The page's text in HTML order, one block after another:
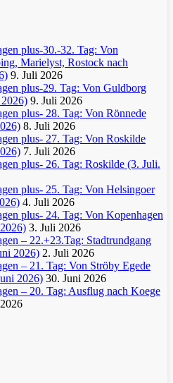
plus-30.-32. Tag: Von
Marielyst, Rostock nach
9. Juli 2026
plus-29. Tag: Von Guldborg
9. Juli 2026
plus- 28. Tag: Von Rönnede
8. Juli 2026
plus- 27. Tag: Von Roskilde
7. Juli 2026
plus- 26. Tag: Roskilde (3. Juli.
plus- 25. Tag: Von Helsingoer
4. Juli 2026
plus- 24. Tag: Von Kopenhagen
3. Juli 2026
– 22.+23.Tag: Stadtrundgang
2026) 2. Juli 2026
– 21. Tag: Von Ströby Egede
2026) 30. Juni 2026
– 20. Tag: Ausflug nach Koege